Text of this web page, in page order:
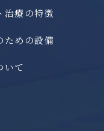
治療の特徴
ための設備
いて